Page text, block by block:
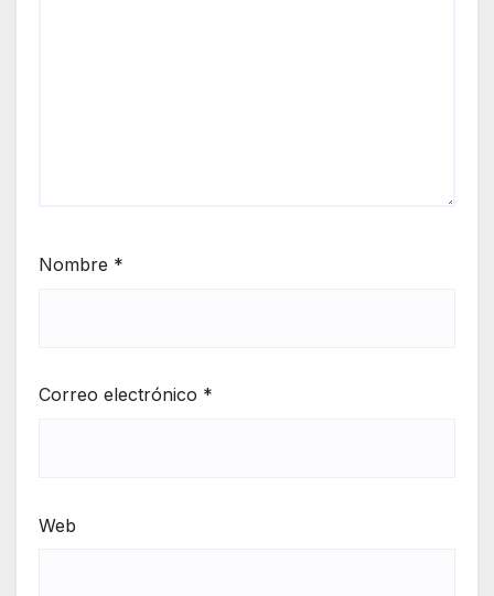
Nombre *
Correo electrónico *
Web